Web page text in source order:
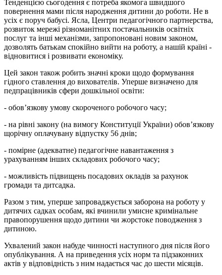
Тенденцією сьогодення є потреба якомога швидшого
повернення мами після народження дитини до роботи. Не в
усіх є поруч бабусі. Ясла, Центри педагогічного партнерства,
розвиток мережі різноманітних постачальників освітніх
послуг та інші механізми, запропоновані новим законом,
дозволять батькам спокійно вийти на роботу, а нашій країні -
відновитися і розвивати економіку.
Цей закон також робить значні кроки щодо формування
гідного ставлення до вихователів. Уперше визначено для
педпрацівників сфери дошкільної освіти:
- обов’язкову умову скороченого робочого часу;
- на рівні закону (на вимогу Конституції України) обов’язкову
щорічну оплачувану відпустку 56 днів;
- помірне (адекватне) педагогічне навантаження з
урахуванням інших складових робочого часу;
- можливість підвищень посадових окладів за рахунок
громади та дитсадка.
Разом з тим, уперше запроваджується заборона на роботу у
дитячих садках особам, які вчинили умисне кримінальне
правопорушення щодо дитини чи жорстоке поводження з
дитиною.
Ухвалений закон набуде чинності наступного дня після його
опублікування. А на приведення усіх норм та підзаконних
актів у відповідність з ним надається час до шести місяців.